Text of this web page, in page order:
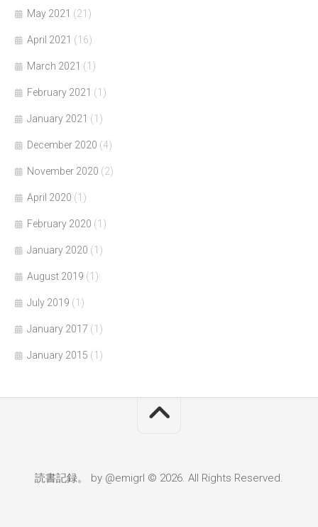
May 2021 (21)
April 2021 (16)
March 2021 (1)
February 2021 (1)
January 2021 (1)
December 2020 (4)
November 2020 (2)
April 2020 (1)
February 2020 (1)
January 2020 (1)
August 2019 (1)
July 2019 (1)
January 2017 (1)
January 2015 (1)
読書記録。 by @emigrl © 2026. All Rights Reserved.